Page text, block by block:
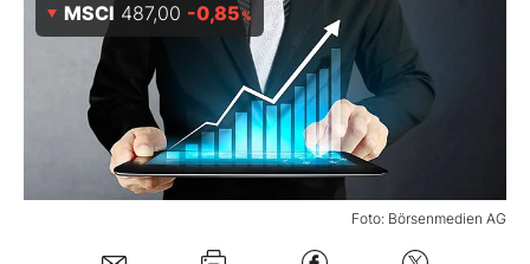
BO-Musterdepots
Experten
Mein B:O
Foto: Börsenmedien AG
MSCI 487,00 -0,85%